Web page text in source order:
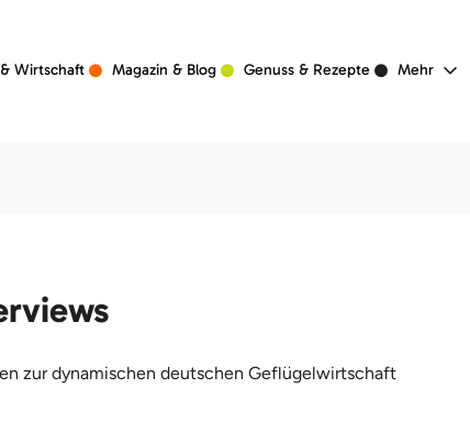
Wirtschaft Magazin & Blog Genuss & Rezepte Mehr
zur dynamischen deutschen Geflügelwirtschaft